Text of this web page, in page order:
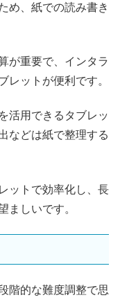
め、紙での読み書き
が重要で、インタラ
レットが便利です。
活用できるタブレッ
などは紙で整理する
ットで効率化し、長
ましいです。
階的な難度調整で思